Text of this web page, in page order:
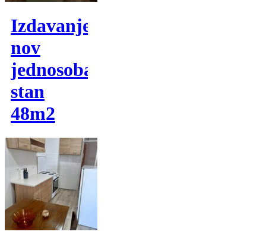
Izdavanje,
nov
jednosoban
stan
48m2